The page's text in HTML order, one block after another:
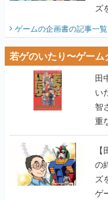
ズ
ゲームの企画書の記事一覧
若ゲのいたり〜ゲー
田
い
智
重
の
ズ
ゲ